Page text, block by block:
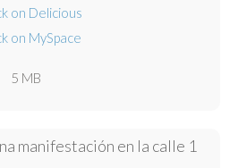
5 MB
manifestación en la calle 1